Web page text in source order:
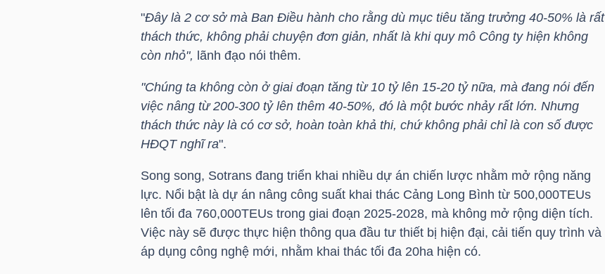
"Đây là 2 cơ sở mà Ban Điều hành cho rằng dù mục tiêu tăng trưởng 40-50% là rất
thách thức, không phải chuyện đơn giản, nhất là khi quy mô Công ty hiện không
còn nhỏ", lãnh đạo nói thêm.
"Chúng ta không còn ở giai đoạn tăng từ 10 tỷ lên 15-20 tỷ nữa, mà đang nói đến
việc nâng từ 200-300 tỷ lên thêm 40-50%, đó là một bước nhảy rất lớn. Nhưng
thách thức này là có cơ sở, hoàn toàn khả thi, chứ không phải chỉ là con số được
HĐQT nghĩ ra".
Song song, Sotrans đang triển khai nhiều dự án chiến lược nhằm mở rộng năng
lực. Nổi bật là dự án nâng công suất khai thác Cảng Long Bình từ 500,000TEUs
lên tối đa 760,000TEUs trong giai đoạn 2025-2028, mà không mở rộng diện tích.
Việc này sẽ được thực hiện thông qua đầu tư thiết bị hiện đại, cải tiến quy trình và
áp dụng công nghệ mới, nhằm khai thác tối đa 20ha hiện có.